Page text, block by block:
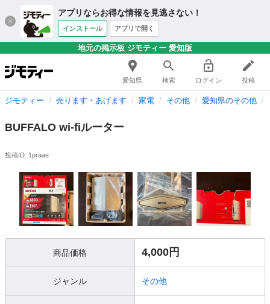
アプリならお得な情報を見逃さない！
インストール アプリで開く
地元の掲示板 ジモティー 愛知版
愛知県 検索 ログイン 投稿
ジモティー 売ります・あげます 家電 その他 愛知県のその他
BUFFALO wi-fiルーター
投稿ID: 1praae
商品価格 4,000円
ジャンル その他